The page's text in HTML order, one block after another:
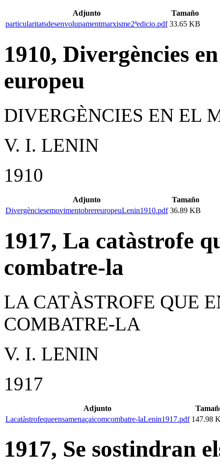
Adjunto
Tamaño
particularitatsdesenvolupamentmarxisme2ªedicio.pdf 33.65 KB
1910, Divergències
europeu
DIVERGÈNCIES EN EL
V. I. LENIN
1910
Adjunto
Tamaño
DivergènciesemovimentobrereuropeuLenin1910.pdf 36.89 KB
1917, La catàstrofe
combatre-la
LA CATÀSTROFE QUE
COMBATRE-LA
V. I. LENIN
1917
Adjunto
Lacatàstrofequeensamenaçaicomcombatre-laLenin1917.pdf 147.98
1917, Se sostindran